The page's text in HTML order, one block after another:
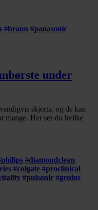
#braun #panasonic
under
skjorta, og de kan
mange. Her ser du hvilke
philips #diamondclean
#colgate #proclinical
#pulsonic #genius